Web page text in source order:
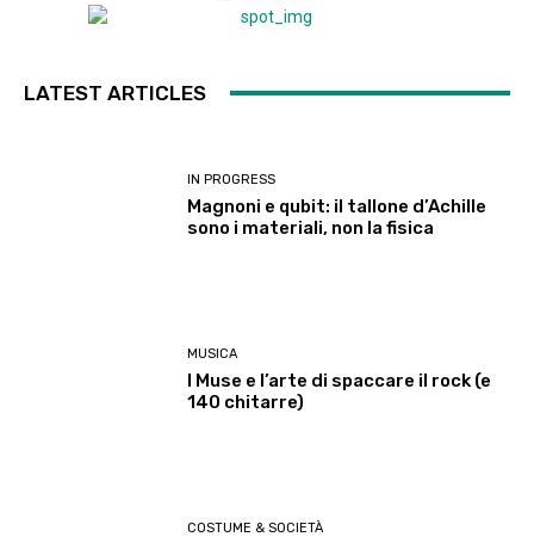
LATEST ARTICLES
IN PROGRESS
Magnoni e qubit: il tallone d’Achille
sono i materiali, non la fisica
MUSICA
I Muse e l’arte di spaccare il rock (e
140 chitarre)
COSTUME & SOCIETÀ